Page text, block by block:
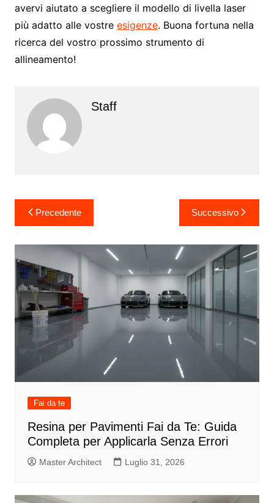
avervi aiutato a scegliere il modello di livella laser
più adatto alle vostre esigenze. Buona fortuna nella
ricerca del vostro prossimo strumento di
allineamento!
Staff
Navigazione
articoli
Precedente Successivo
Fai da te
Resina per Pavimenti Fai da Te: Guida
Completa per Applicarla Senza Errori
Master Architect Luglio 31, 2026